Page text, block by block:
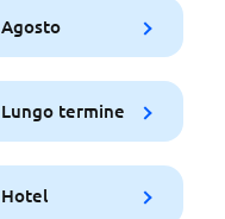
Agosto
Lungo termine
Hotel